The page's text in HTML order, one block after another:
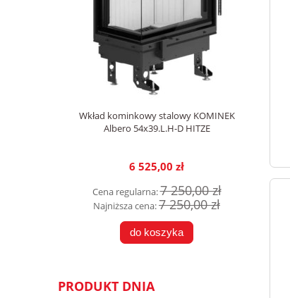
Wkład kominkowy stalowy KOMINEK
Albero 54x39.L.H-D HITZE
6 525,00 zł
Cena regularna:7 250,00 zł
Najniższa cena:7 250,00 zł
do koszyka
PRODUKT DNIA